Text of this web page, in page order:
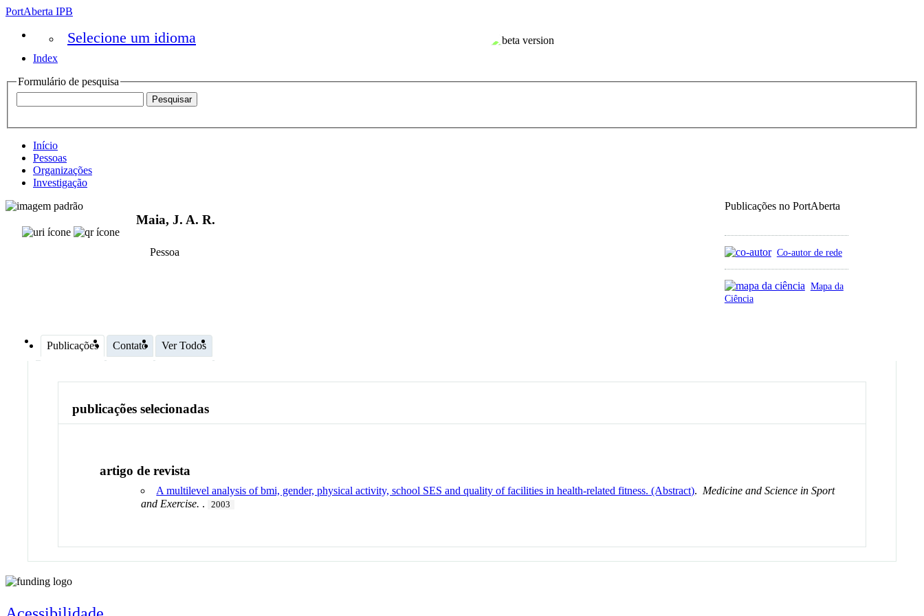
PortAberta IPB
Selecione um idioma
Index
Formulário de pesquisa
Início
Pessoas
Organizações
Investigação
Publicações no PortAberta
Co-autor de rede
Mapa da
Ciência
Maia, J. A. R.
Pessoa
Publicações Contato Ver Todos
publicações selecionadas
artigo de revista
A multilevel analysis of bmi, gender, physical activity, school SES and quality of facilities in health-related fitness. (Abstract). Medicine and Science in Sport
and Exercise. . 2003